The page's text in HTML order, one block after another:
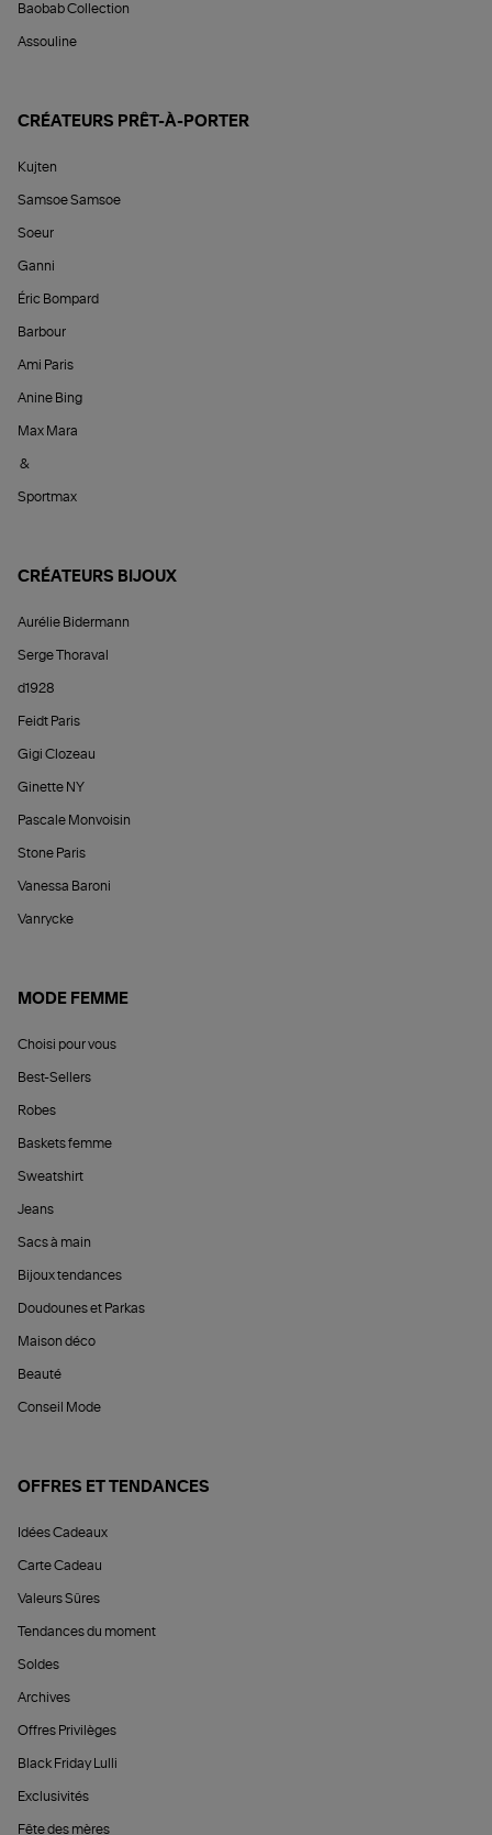
Baobab Collection
Assouline
CRÉATEURS PRÊT-À-PORTER
Kujten
Samsoe Samsoe
Soeur
Ganni
Éric Bompard
Barbour
Ami Paris
Anine Bing
Max Mara
&
Sportmax
CRÉATEURS BIJOUX
Aurélie Bidermann
Serge Thoraval
d1928
Feidt Paris
Gigi Clozeau
Ginette NY
Pascale Monvoisin
Stone Paris
Vanessa Baroni
Vanrycke
MODE FEMME
Choisi pour vous
Best-Sellers
Robes
Baskets femme
Sweatshirt
Jeans
Sacs à main
Bijoux tendances
Doudounes et Parkas
Maison déco
Beauté
Conseil Mode
OFFRES ET TENDANCES
Idées Cadeaux
Carte Cadeau
Valeurs Sûres
Tendances du moment
Soldes
Archives
Offres Privilèges
Black Friday Lulli
Exclusivités
Fête des mères